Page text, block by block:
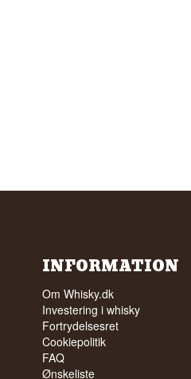
INFORMATION
Om Whisky.dk
Investering i whisky
Fortrydelsesret
Cookiepolitik
FAQ
Ønskeliste